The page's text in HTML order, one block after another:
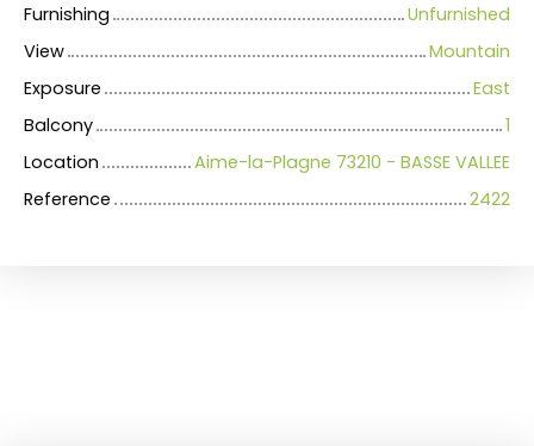
Furnishing
Unfurnished
View
Mountain
Exposure
East
Balcony
1
Location
Aime-la-Plagne 73210 - BASSE VALLEE
Reference
2422